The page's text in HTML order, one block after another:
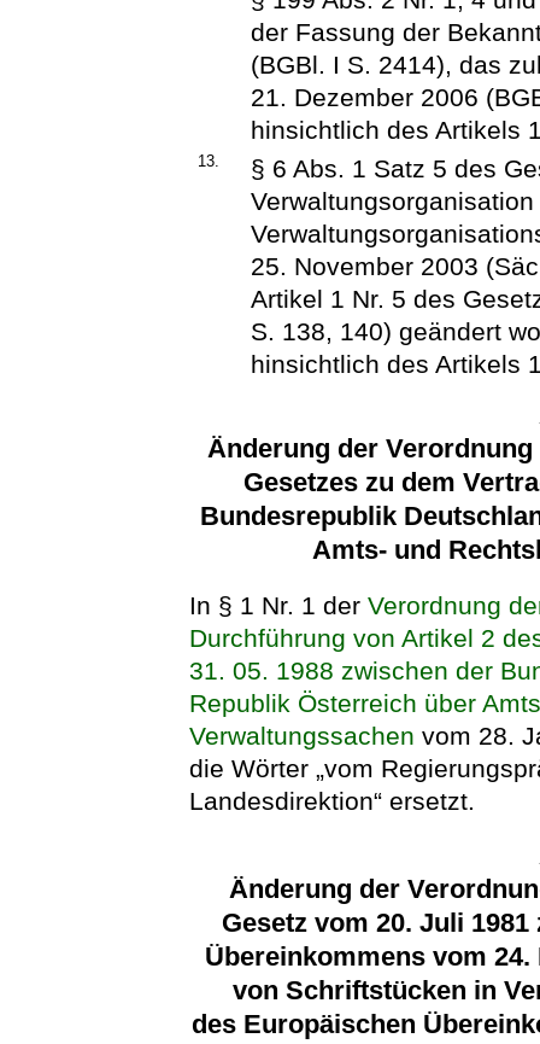
der Fassung der
(BGBl. I S. 2414), das
21. Dezember 2006
hinsichtlich des Artikels
13.
§ 6 Abs. 1 Satz 5 des
25. November 2003
Artikel 1 Nr. 5 des
S. 138, 140) geändert
hinsichtlich des Artikels
Änderung der
Gesetzes zu dem
Bundesrepublik
Amts- und
In § 1 Nr. 1 derVerordnung
Durchführung von Artikel 2
31. 05. 1988 zwischen der
Republik Österreich über
Verwaltungssachen vom 28.
die Wörter „vom
Landesdirektion“ ersetzt.
Änderung der
Gesetz vom 20. Juli
Übereinkommens vom
von Schriftstücken in
des Europäischen